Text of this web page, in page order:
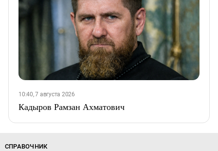
10:40, 7 августа 2026
Кадыров Рамзан Ахматович
СПРАВОЧНИК